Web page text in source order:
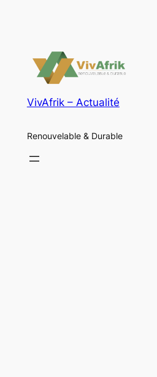
VivAfrik – Actualité
Renouvelable & Durable